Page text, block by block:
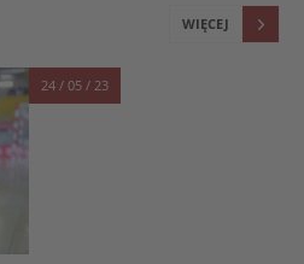
WIĘCEJ
24 / 05 / 23